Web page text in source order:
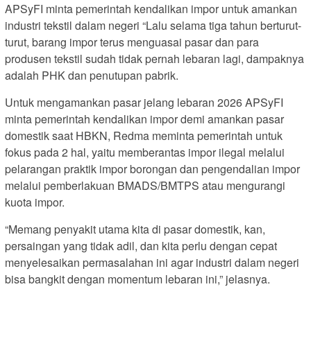
APSyFI minta pemerintah kendalikan impor untuk amankan
industri tekstil dalam negeri “Lalu selama tiga tahun berturut-
turut, barang impor terus menguasai pasar dan para
produsen tekstil sudah tidak pernah lebaran lagi, dampaknya
adalah PHK dan penutupan pabrik.
Untuk mengamankan pasar jelang lebaran 2026 APSyFI
minta pemerintah kendalikan impor demi amankan pasar
domestik saat HBKN, Redma meminta pemerintah untuk
fokus pada 2 hal, yaitu memberantas impor ilegal melalui
pelarangan praktik impor borongan dan pengendalian impor
melalui pemberlakuan BMADS/BMTPS atau mengurangi
kuota impor.
“Memang penyakit utama kita di pasar domestik, kan,
persaingan yang tidak adil, dan kita perlu dengan cepat
menyelesaikan permasalahan ini agar industri dalam negeri
bisa bangkit dengan momentum lebaran ini,” jelasnya.